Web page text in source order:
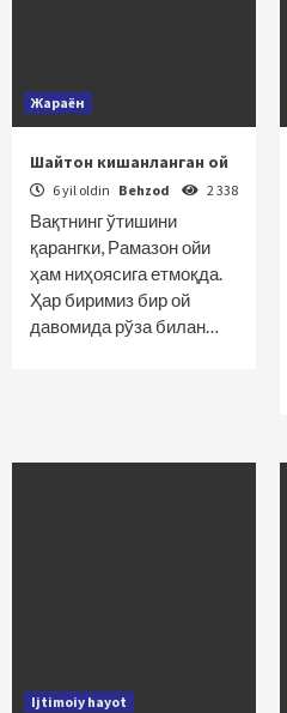
Жараён
Шайтон кишанланган ой
6 yil oldin Behzod 2 338
Вақтнинг ўтишини
қарангки, Рамазон ойи
ҳам ниҳоясига етмоқда.
Ҳар биримиз бир ой
давомида рўза билан…
Ijtimoiy hayot